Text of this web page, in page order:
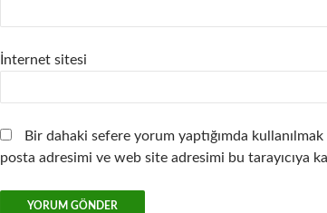
İnternet sitesi
Bir dahaki sefere yorum yaptığımda kullanılmak
posta adresimi ve web site adresimi bu tarayıcıya